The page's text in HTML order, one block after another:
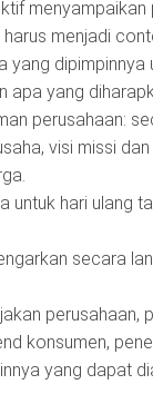
menjadi
dipimpinnya
yang
perusahaan:
visi missi
untuk hari ulang
secara
perusahaan,
konsumen,
yang dapat